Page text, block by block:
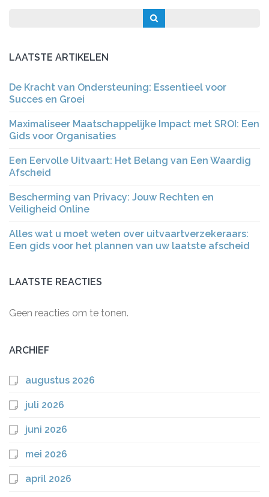
LAATSTE ARTIKELEN
De Kracht van Ondersteuning: Essentieel voor
Succes en Groei
Maximaliseer Maatschappelijke Impact met SROI: Een
Gids voor Organisaties
Een Eervolle Uitvaart: Het Belang van Een Waardig
Afscheid
Bescherming van Privacy: Jouw Rechten en
Veiligheid Online
Alles wat u moet weten over uitvaartverzekeraars:
Een gids voor het plannen van uw laatste afscheid
LAATSTE REACTIES
Geen reacties om te tonen.
ARCHIEF
augustus 2026
juli 2026
juni 2026
mei 2026
april 2026